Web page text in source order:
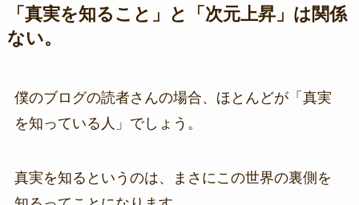
「真実を知ること」と「次元上昇」は関係
ない。
僕のブログの読者さんの場合、ほとんどが「真実
を知っている人」でしょう。
真実を知るというのは、まさにこの世界の裏側を